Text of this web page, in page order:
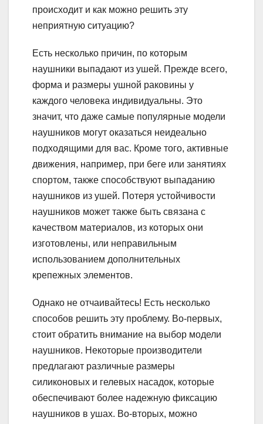
происходит и как можно решить эту
неприятную ситуацию?
Есть несколько причин, по которым
наушники выпадают из ушей. Прежде всего,
форма и размеры ушной раковины у
каждого человека индивидуальны. Это
значит, что даже самые популярные модели
наушников могут оказаться неидеально
подходящими для вас. Кроме того, активные
движения, например, при беге или занятиях
спортом, также способствуют выпаданию
наушников из ушей. Потеря устойчивости
наушников может также быть связана с
качеством материалов, из которых они
изготовлены, или неправильным
использованием дополнительных
крепежных элементов.
Однако не отчаивайтесь! Есть несколько
способов решить эту проблему. Во-первых,
стоит обратить внимание на выбор модели
наушников. Некоторые производители
предлагают различные размеры
силиконовых и гелевых насадок, которые
обеспечивают более надежную фиксацию
наушников в ушах. Во-вторых, можно